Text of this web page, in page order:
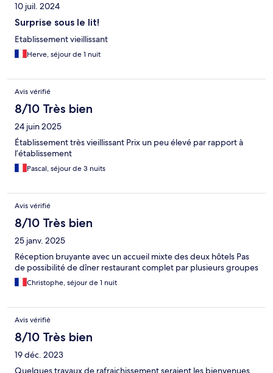
10 juil. 2024
Surprise sous le lit!
Etablissement vieillissant
Herve, séjour de 1 nuit
Avis vérifié
8/10 Très bien
24 juin 2025
Établissement très vieillissant Prix un peu élevé par rapport à
l’établissement
Pascal, séjour de 3 nuits
Avis vérifié
8/10 Très bien
25 janv. 2025
Réception bruyante avec un accueil mixte des deux hôtels Pas
de possibilité de dîner restaurant complet par plusieurs groupes
Christophe, séjour de 1 nuit
Avis vérifié
8/10 Très bien
19 déc. 2023
Quelques travaux de rafraichissement seraient les bienvenues